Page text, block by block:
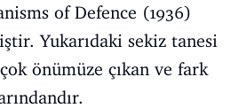
of Defence (1936)
Yukarıdaki sekiz tanesi
önümüze çıkan ve fark